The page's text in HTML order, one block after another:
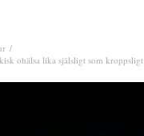
ohälsa lika själsligt som kroppsligt